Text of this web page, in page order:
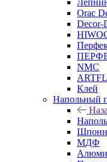
Orac
Decor-
NMC
Клей
Напольный
МДФ